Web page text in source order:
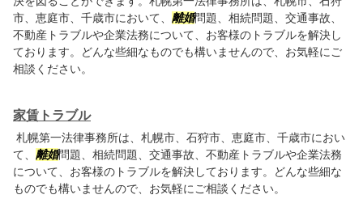
市、恵庭市、千歳市において、 離婚問題、相続問題、交通事故、
不動産トラブルや企業法務について、お客様のトラブルを解決し
ております。どんな些細なものでも構いませんので、お気軽にご
相談ください。
家賃トラブル
札幌第一法律事務所は、札幌市、石狩市、恵庭市、千歳市におい
て、 離婚問題、相続問題、交通事故、不動産トラブルや企業法務
について、お客様のトラブルを解決しております。どんな些細な
ものでも構いませんので、お気軽にご相談ください。